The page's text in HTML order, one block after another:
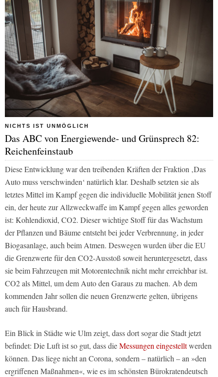
NICHTS IST UNMÖGLICH
Das ABC von Energiewende- und Grünsprech 82:
Reichenfeinstaub
Diese Entwicklung war den treibenden Kräften der Fraktion ‚Das
Auto muss verschwinden‘ natürlich klar. Deshalb setzten sie als
letztes Mittel im Kampf gegen die individuelle Mobilität jenen Stoff
ein, der heute zur Allzweckwaffe im Kampf gegen alles geworden
ist: Kohlendioxid, CO2. Dieser wichtige Stoff für das Wachstum
der Pflanzen und Bäume entsteht bei jeder Verbrennung, in jeder
Biogasanlage, auch beim Atmen. Deswegen wurden über die EU
die Grenzwerte für den CO2-Ausstoß soweit heruntergesetzt, dass
sie beim Fahrzeugen mit Motorentechnik nicht mehr erreichbar ist.
CO2 als Mittel, um dem Auto den Garaus zu machen. Ab dem
kommenden Jahr sollen die neuen Grenzwerte gelten, übrigens
auch für Hausbrand.
Ein Blick in Städte wie Ulm zeigt, dass dort sogar die Stadt jetzt
befindet: Die Luft ist so gut, dass dieMessungen eingestelltwerden
können. Das liege nicht an Corona, sondern – natürlich – an »den
ergriffenen Maßnahmen«, wie es im schönsten Bürokratendeutsch